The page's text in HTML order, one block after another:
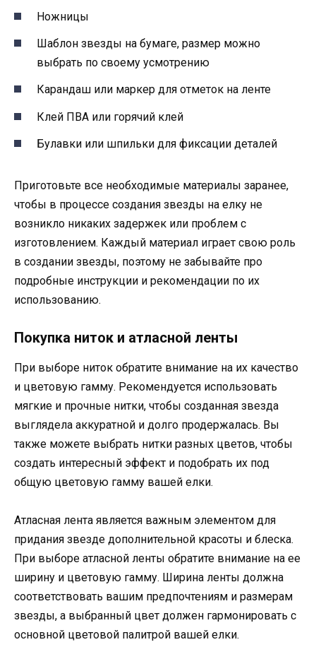
Ножницы
Шаблон звезды на бумаге, размер можно
выбрать по своему усмотрению
Карандаш или маркер для отметок на ленте
Клей ПВА или горячий клей
Булавки или шпильки для фиксации деталей
Приготовьте все необходимые материалы заранее,
чтобы в процессе создания звезды на елку не
возникло никаких задержек или проблем с
изготовлением. Каждый материал играет свою роль
в создании звезды, поэтому не забывайте про
подробные инструкции и рекомендации по их
использованию.
Покупка ниток и атласной ленты
При выборе ниток обратите внимание на их качество
и цветовую гамму. Рекомендуется использовать
мягкие и прочные нитки, чтобы созданная звезда
выглядела аккуратной и долго продержалась. Вы
также можете выбрать нитки разных цветов, чтобы
создать интересный эффект и подобрать их под
общую цветовую гамму вашей елки.
Атласная лента является важным элементом для
придания звезде дополнительной красоты и блеска.
При выборе атласной ленты обратите внимание на ее
ширину и цветовую гамму. Ширина ленты должна
соответствовать вашим предпочтениям и размерам
звезды, а выбранный цвет должен гармонировать с
основной цветовой палитрой вашей елки.